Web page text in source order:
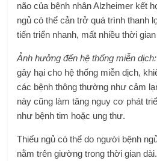
não của bệnh nhân Alzheimer kết
ngủ có thể cản trở quá trình thanh
tiến triển nhanh, mất nhiều thời
Ảnh hưởng đến hệ thống miễn dịch:
gây hại cho hệ thống miễn dịch,
các bệnh thông thường như cảm
này cũng làm tăng nguy cơ phát
như bệnh tim hoặc ung thư.
Thiếu ngủ có thể do người bệnh
nằm trên giường trong thời gian